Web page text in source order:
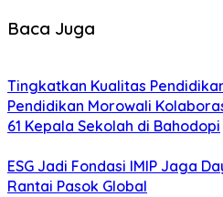
Baca Juga
Tingkatkan Kualitas
Pendidikan Morowali
61 Kepala Sekolah di Bahodopi
ESG Jadi Fondasi IMIP Jaga
Rantai Pasok Global